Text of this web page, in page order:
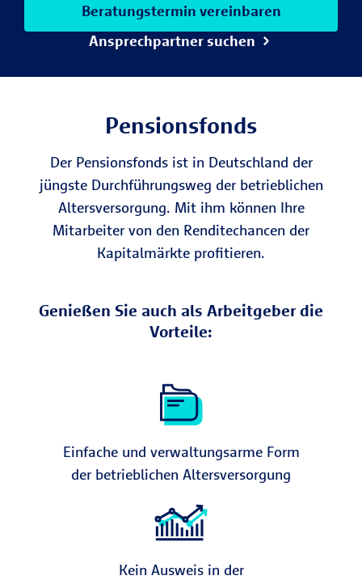
Beratungstermin vereinbaren
Ansprechpartner suchen
Pensionsfonds
Der Pensionsfonds ist in Deutschland der
jüngste Durchführungsweg der betrieblichen
Altersversorgung. Mit ihm können Ihre
Mitarbeiter von den Renditechancen der
Kapitalmärkte profitieren.
Genießen Sie auch als Arbeitgeber die
Vorteile:
Einfache und verwaltungsarme Form
der betrieblichen Altersversorgung
Kein Ausweis in der